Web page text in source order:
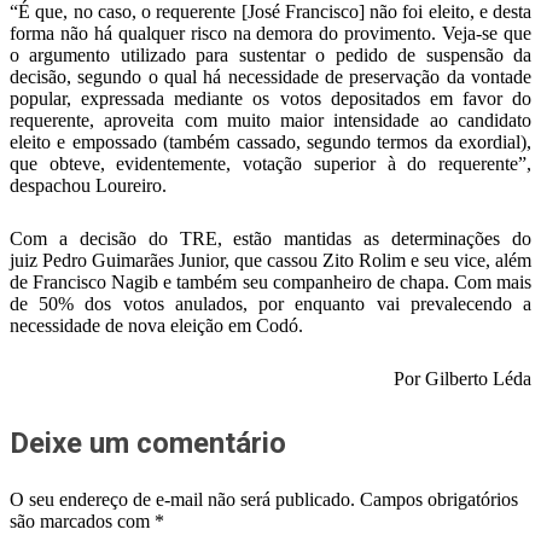
“É que, no caso, o requerente [José Francisco] não foi eleito, e desta
forma não há qualquer risco na demora do provimento. Veja-se que
o argumento utilizado para sustentar o pedido de suspensão da
decisão, segundo o qual há necessidade de preservação da vontade
popular, expressada mediante os votos depositados em favor do
requerente, aproveita com muito maior intensidade ao candidato
eleito e empossado (também cassado, segundo termos da exordial),
que obteve, evidentemente, votação superior à do requerente”,
despachou Loureiro.
Com a decisão do TRE, estão mantidas as determinações do
juiz Pedro Guimarães Junior, que cassou Zito Rolim e seu vice, além
de Francisco Nagib e também seu companheiro de chapa. Com mais
de 50% dos votos anulados, por enquanto vai prevalecendo a
necessidade de nova eleição em Codó.
Por Gilberto Léda
Deixe um comentário
O seu endereço de e-mail não será publicado. Campos obrigatórios
são marcados com *